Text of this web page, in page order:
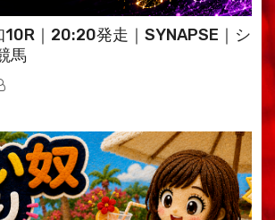
｜20:20発走｜SYNAPSE｜シ
馬